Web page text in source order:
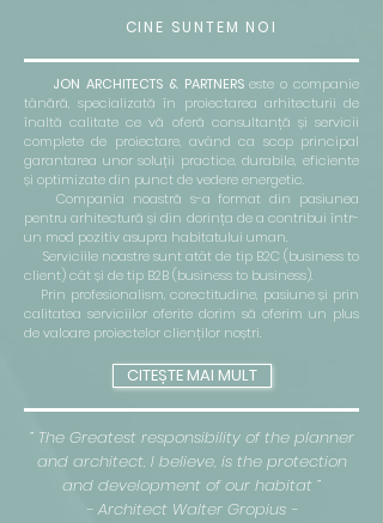
CINE SUNTEM NOI
JON ARCHITECTS & PARTNERSeste o companie
tânără, specializată în proiectarea arhitecturii de
înaltă calitate ce vă oferă consultanță și servicii
complete de proiectare, având ca scop principal
garantarea unor soluții practice, durabile, eficiente
și optimizate din punct de vedere energetic.
Compania noastră s-a format din pasiunea
pentru arhitectură și din dorința de a contribui într-
un mod pozitiv asupra habitatului uman.
Serviciile noastre sunt atât de tip B2C (business to
client) cât și de tip B2B (business to business).
Prin profesionalism, corectitudine, pasiune și prin
calitatea serviciilor oferite dorim să oferim un plus
de valoare proiectelor clienților noștri.
CITEȘTE MAI MULT
” The Greatest responsibility of the planner
and architect, I believe, is the protection
and development of our habitat ”
- Architect Walter Gropius -